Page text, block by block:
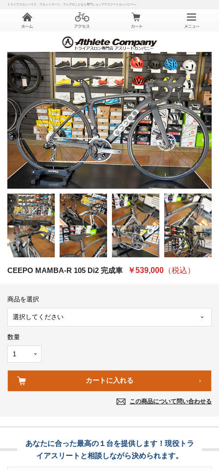
トライアスロンバイク、ウエットスーツ、ウェアのことなら専門ショップアスリートカンパニーへ
CEEPO MAMBA-R 105 Di2 完成車 ￥539,000 （税込）
商品を選択
数量
この商品について問い合わせる
あなたに合った最高の１台を提供します！現役トラ
イアスリートと相談しながら決められます。